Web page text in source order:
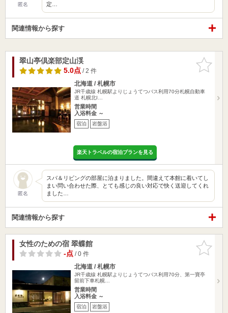
匿名
定…
関連情報から探す
お気に入
りに追加
翠山亭倶楽部定山渓
5.0点/ 2 件
北海道 / 札幌市
JR千歳線 札幌駅よりじょうてつバス利用70分札幌自動車
道 札幌北I…
営業時間
入浴料金 ～
宿泊 岩盤浴
楽天トラベルの宿泊プランを見る
匿名
スパ＆リビングの部屋に泊まりました。間違えて本館に着いてし
まい問い合わせた際、とても感じの良い対応で快く送迎してくれ
ました…
関連情報から探す
お気に入
りに追加
女性のための宿 翠蝶館
-点/ 0 件
北海道 / 札幌市
JR千歳線 札幌駅よりじょうてつバス利用70分、第一寶亭
留前下車札幌…
営業時間
入浴料金 ～
宿泊 岩盤浴